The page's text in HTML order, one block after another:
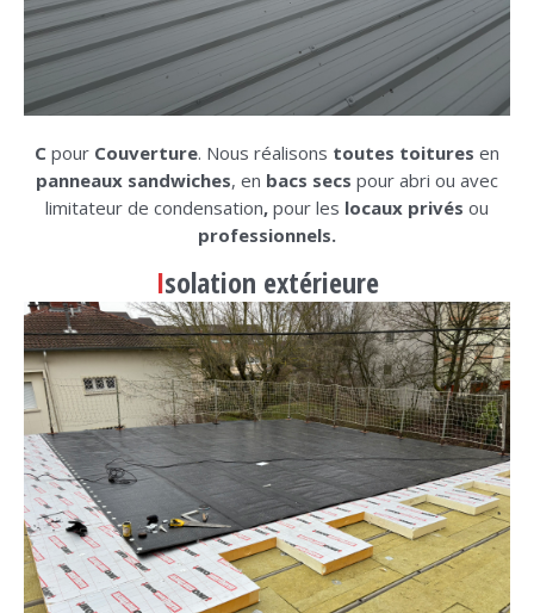
C pour Couverture. Nous réalisons toutes toitures en
panneaux sandwiches, en bacs secs pour abri ou avec
limitateur de condensation, pour les locaux privés ou
professionnels.
Isolation extérieure